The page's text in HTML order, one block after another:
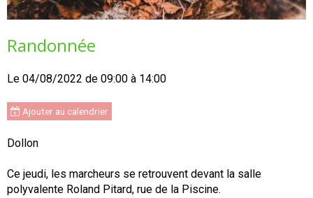
Randonnée
Le 04/08/2022 de 09:00 à 14:00
Ajouter au calendrier
Dollon
Ce jeudi, les marcheurs se retrouvent devant la salle
polyvalente Roland Pitard, rue de la Piscine.